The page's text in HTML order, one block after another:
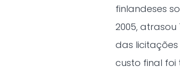
finlandeses
2005,
das
custo final foi